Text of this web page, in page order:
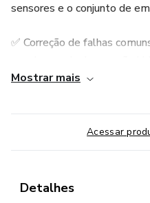
sensores e o conjunto de
✅ Correção de falhas
superaquecimento do
✅ Ajustes e calibração
funcionamento suave e
transmissão e evitar
Mostrar mais
Acessar
Detalhes